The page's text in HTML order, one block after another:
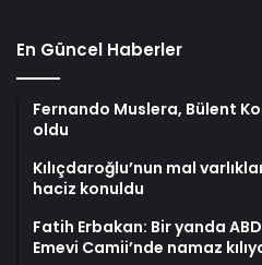
En Güncel Haberler
Fernando Muslera, Bülent
oldu
Kılıçdaroğlu’nun mal
haciz konuldu
Fatih Erbakan: Bir yanda
Emevi Camii’nde namaz